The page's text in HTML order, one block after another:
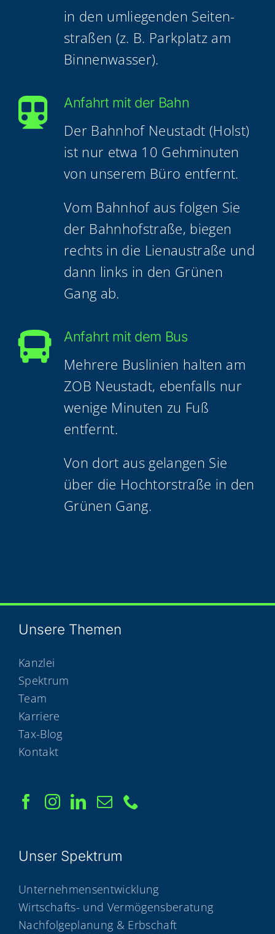
in den umlie­gen­den Sei­ten­
stra­ßen (z. B. Park­platz am
Binnenwasser).
Anfahrt mit der Bahn
Der Bahn­hof Neu­stadt (Holst)
ist nur etwa 10 Geh­mi­nu­ten
von unse­rem Büro entfernt.
Vom Bahn­hof aus fol­gen Sie
der Bahn­hof­stra­ße, bie­gen
rechts in die Lien­au­stra­ße und
dann links in den Grü­nen
Gang ab.
Anfahrt mit dem Bus
Meh­re­re Bus­li­ni­en hal­ten am
ZOB Neu­stadt, eben­falls nur
weni­ge Minu­ten zu Fuß
entfernt.
Von dort aus gelan­gen Sie
über die Hoch­tor­stra­ße in den
Grü­nen Gang.
Unse­re Themen
Kanzlei
Spektrum
Team
Karriere
Tax-Blog
Kontakt
Unser Spek­trum
Unternehmensentwicklung
Wirtschafts- und Vermögensberatung
Nachfolgeplanung & Erbschaft